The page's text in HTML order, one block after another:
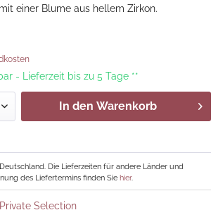
einer Blume aus hellem Zirkon.
- Lieferzeit bis zu 5 Tage **
In den Warenkorb
Die Lieferzeiten für andere Länder und
des Liefertermins finden Sie hier.
Selection